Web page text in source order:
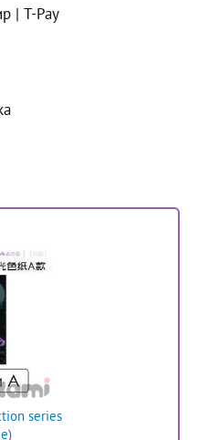
| T-Pay
series